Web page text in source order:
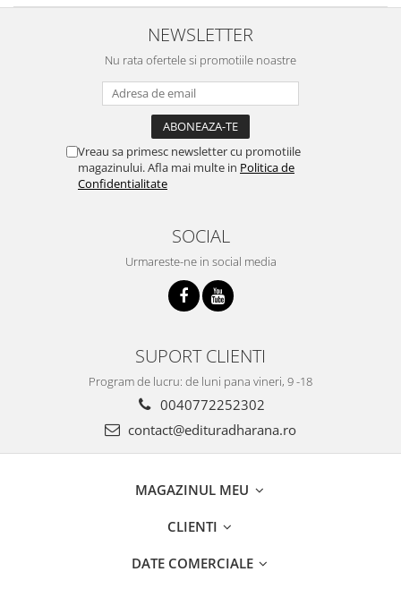
NEWSLETTER
Nu rata ofertele si promotiile noastre
Vreau sa primesc newsletter cu promotiile
magazinului. Afla mai multe in Politica de
Confidentialitate
SOCIAL
Urmareste-ne in social media
SUPORT CLIENTI
Program de lucru: de luni pana vineri, 9 -18
0040772252302
contact@edituradharana.ro
MAGAZINUL MEU
CLIENTI
DATE COMERCIALE